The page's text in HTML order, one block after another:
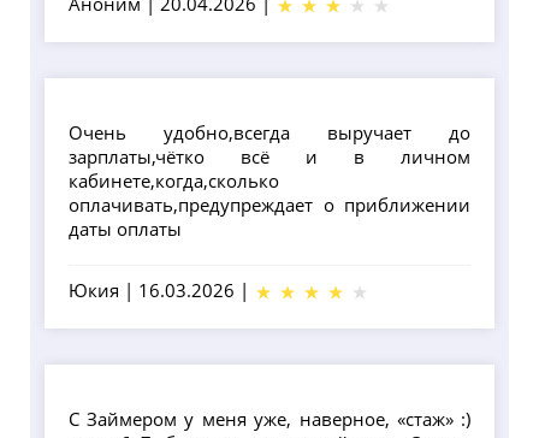
Очень удобно,всегда выручает до
зарплаты,чётко всё и в личном
кабинете,когда,сколько
оплачивать,предупреждает о приближении
даты оплаты
Юкия | 16.03.2026 |
С Займером у меня уже, наверное, «стаж» :)